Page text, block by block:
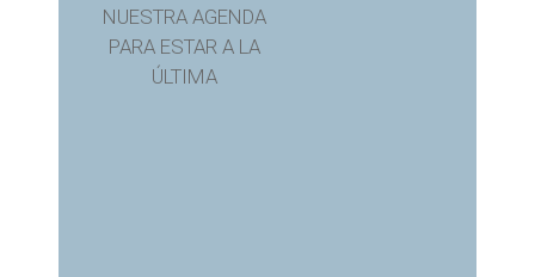
NUESTRA AGENDA
PARA ESTAR A LA
ÚLTIMA